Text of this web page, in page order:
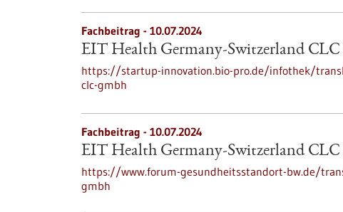
Fachbeitrag - 10.07.2024
EIT Health Germany-Switzerland
https://startup-innovation.bio-pro.de/infothek/
clc-gmbh
Fachbeitrag - 10.07.2024
EIT Health Germany-Switzerland
https://www.forum-gesundheitsstandort-bw.de/
gmbh